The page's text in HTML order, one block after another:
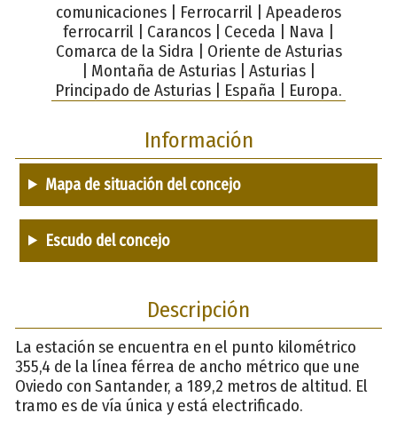
comunicaciones | Ferrocarril | Apeaderos
ferrocarril | Carancos | Ceceda | Nava |
Comarca de la Sidra | Oriente de Asturias
| Montaña de Asturias | Asturias |
Principado de Asturias | España | Europa.
Información
Mapa de situación del concejo
Escudo del concejo
Descripción
La estación se encuentra en el punto kilométrico
355,4 de la línea férrea de ancho métrico que une
Oviedo con Santander, a 189,2 metros de altitud. El
tramo es de vía única y está electrificado.